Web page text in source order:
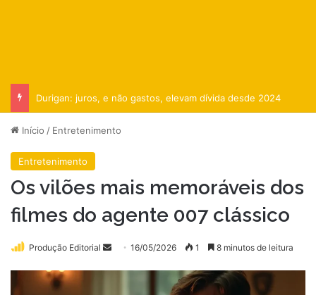
Durigan: juros, e não gastos, elevam dívida desde 2024
Início / Entretenimento
Entretenimento
Os vilões mais memoráveis dos
filmes do agente 007 clássico
Produção Editorial
Mande16/05/2026 1 8 minutos de leitura